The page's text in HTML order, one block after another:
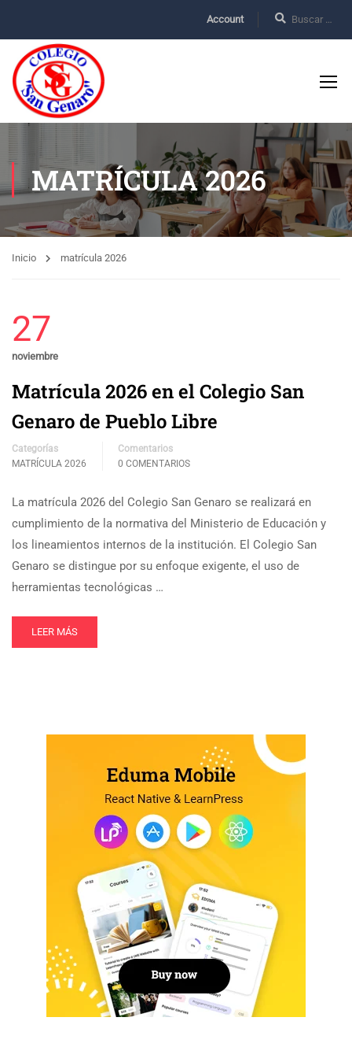
Account
MATRÍCULA 2026
Inicio matrícula 2026
27
noviembre
Matrícula 2026 en el Colegio San
Genaro de Pueblo Libre
Categorías
MATRÍCULA 2026
Comentarios
0 COMENTARIOS
La matrícula 2026 del Colegio San Genaro se realizará en
cumplimiento de la normativa del Ministerio de Educación y
los lineamientos internos de la institución. El Colegio San
Genaro se distingue por su enfoque exigente, el uso de
herramientas tecnológicas …
LEER MÁS